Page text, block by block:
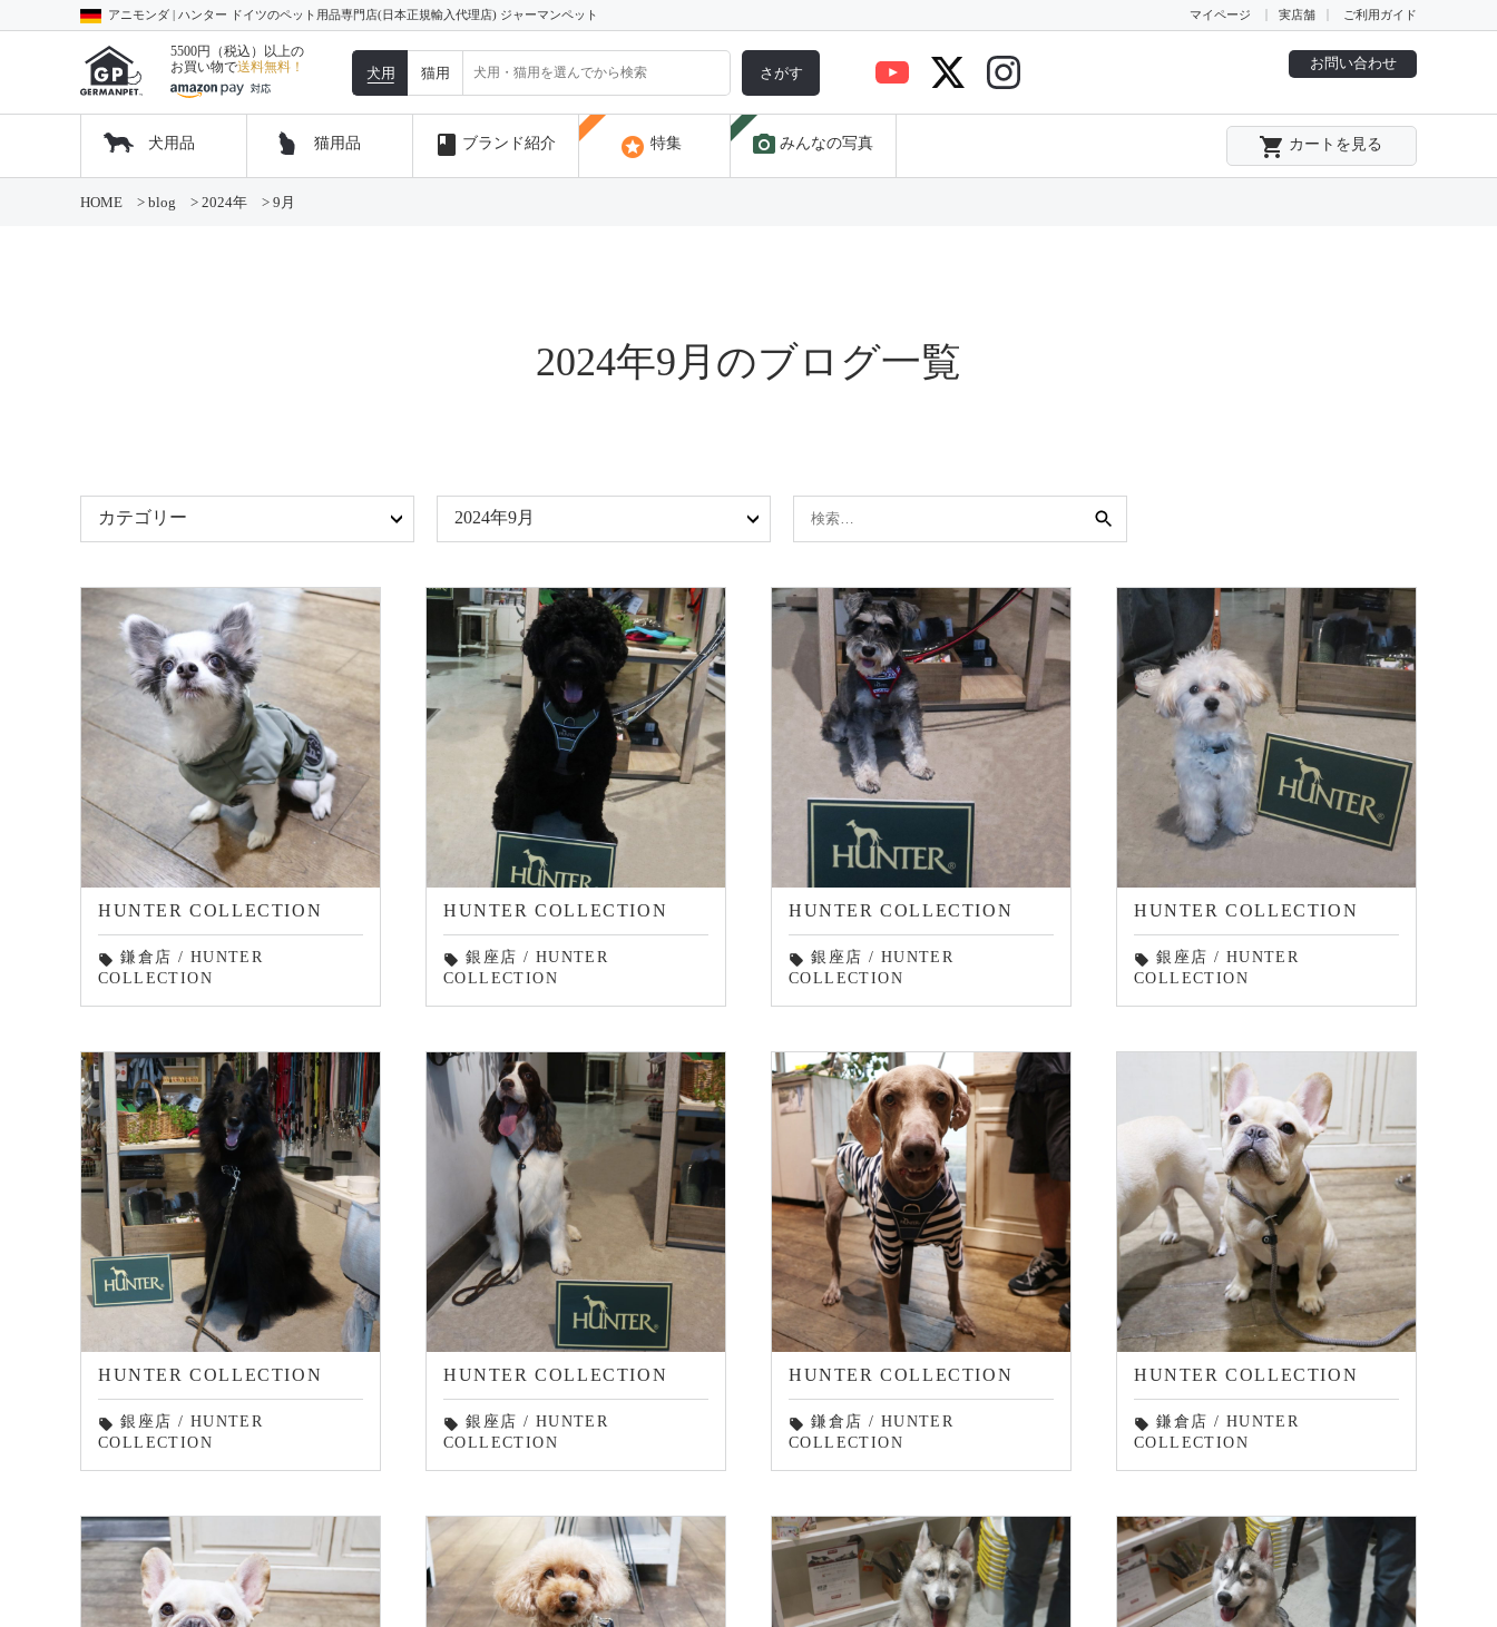
アニモンダ | ハンター ドイツのペット用品専門店(日本正規輸入代理店) ジャーマンペット マイページ 実店舗 ご利用ガイド
5500円（税込）以上の
お買い物で送料無料！ 犬用 猫用 さがす
お問い合わせ
犬用品 猫用品 book ブランド紹介 stars 特集 photo_camera みんなの写真 local_grocery_store カートを見る
HOME > blog > 2024年 > 9月
2024年9月のブログ一覧
カテゴリー 2024年9月
HUNTER COLLECTION
local_offer 鎌倉店 / HUNTER
COLLECTION
HUNTER COLLECTION
local_offer 銀座店 / HUNTER
COLLECTION
HUNTER COLLECTION
local_offer 銀座店 / HUNTER
COLLECTION
HUNTER COLLECTION
local_offer 銀座店 / HUNTER
COLLECTION
HUNTER COLLECTION
local_offer 銀座店 / HUNTER
COLLECTION
HUNTER COLLECTION
local_offer 銀座店 / HUNTER
COLLECTION
HUNTER COLLECTION
local_offer 鎌倉店 / HUNTER
COLLECTION
HUNTER COLLECTION
local_offer 鎌倉店 / HUNTER
COLLECTION